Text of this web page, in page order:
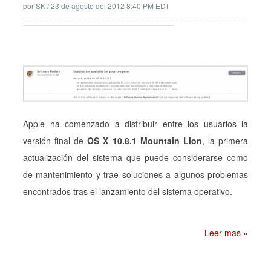
porSK/23 de agosto del 2012 8:40 PM EDT
Apple ha comenzado a distribuir entre los usuarios la
versión final deOS X 10.8.1 Mountain Lion, la primera
actualización del sistema que puede considerarse como
de mantenimiento y trae soluciones a algunos problemas
encontrados tras el lanzamiento del sistema operativo.
Leer mas »